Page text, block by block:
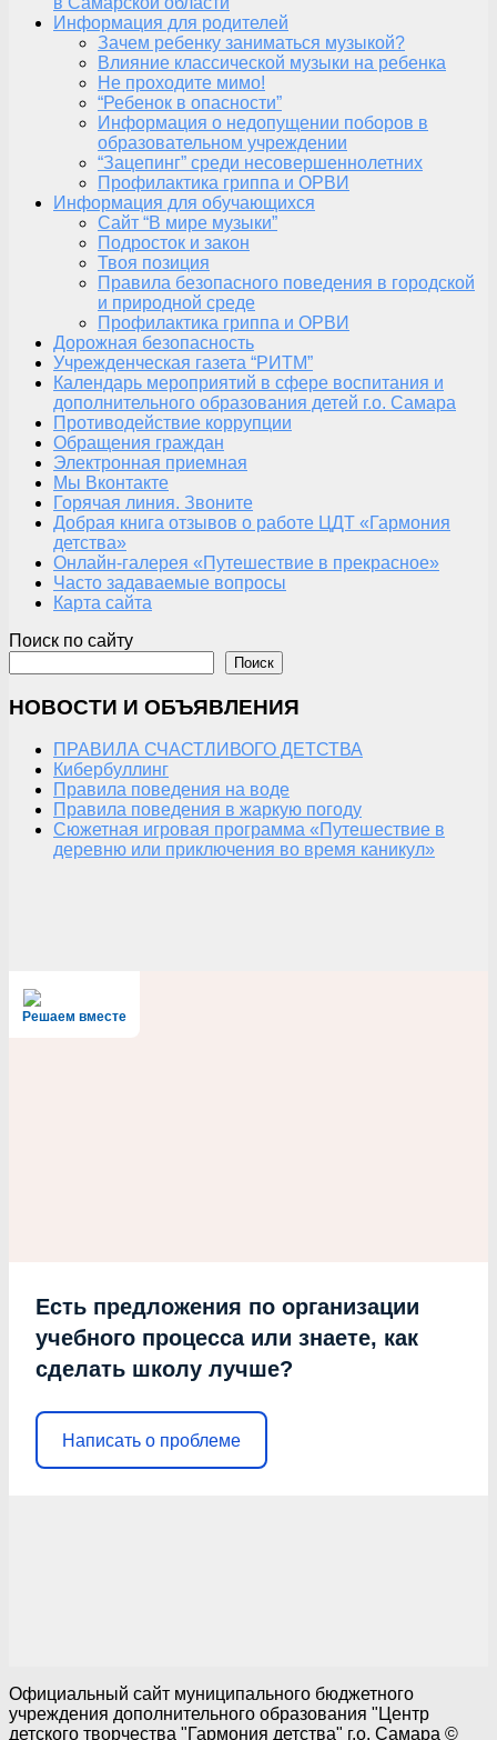
Информация для родителей
Зачем ребенку заниматься музыкой?
Влияние классической музыки на ребенка
Не проходите мимо!
“Ребенок в опасности”
Информация о недопущении поборов в
образовательном учреждении
“Зацепинг” среди несовершеннолетних
Профилактика гриппа и ОРВИ
Информация для обучающихся
Сайт “В мире музыки”
Подросток и закон
Твоя позиция
Правила безопасного поведения в городской
и природной среде
Профилактика гриппа и ОРВИ
Дорожная безопасность
Учрежденческая газета “РИТМ”
Календарь мероприятий в сфере воспитания и
дополнительного образования детей г.о. Самара
Противодействие коррупции
Обращения граждан
Электронная приемная
Мы Вконтакте
Горячая линия. Звоните
Добрая книга отзывов о работе ЦДТ «Гармония
детства»
Онлайн-галерея «Путешествие в прекрасное»
Часто задаваемые вопросы
Карта сайта
Поиск по сайту
Поиск
НОВОСТИ И ОБЪЯВЛЕНИЯ
ПРАВИЛА СЧАСТЛИВОГО ДЕТСТВА
Кибербуллинг
Правила поведения на воде
Правила поведения в жаркую погоду
Сюжетная игровая программа «Путешествие в
деревню или приключения во время каникул»
Решаем вместе
Есть предложения по организации
учебного процесса или знаете, как
сделать школу лучше?
Написать о проблеме
Официальный сайт муниципального бюджетного
учреждения дополнительного образования "Центр
детского творчества "Гармония детства" г.о. Самара ©